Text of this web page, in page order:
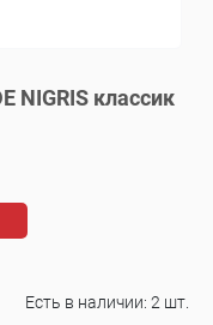
NIGRIS классик
Есть в наличии: 2 шт.